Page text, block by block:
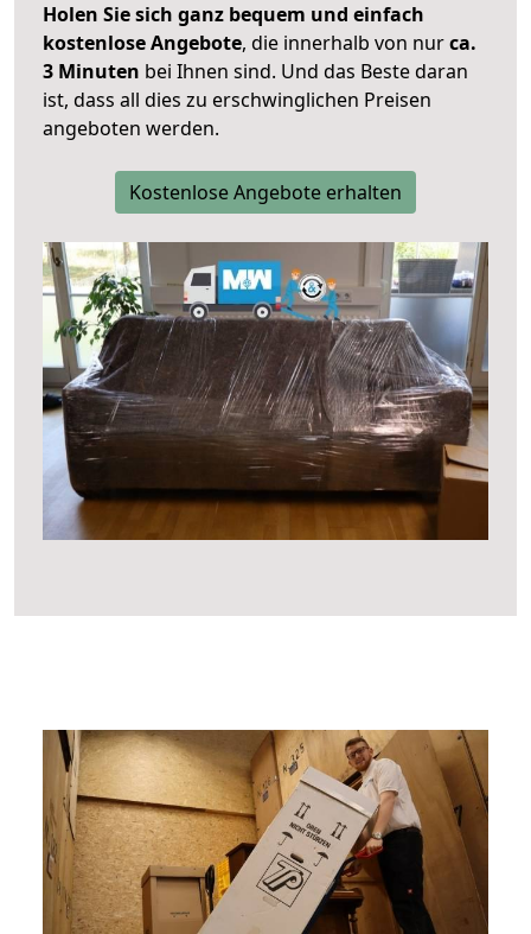
Holen Sie sich ganz bequem und einfach
kostenlose Angebote, die innerhalb von nurca.
3 Minuten bei Ihnen sind. Und das Beste daran
ist, dass all dies zu erschwinglichen Preisen
angeboten werden.
Kostenlose Angebote erhalten